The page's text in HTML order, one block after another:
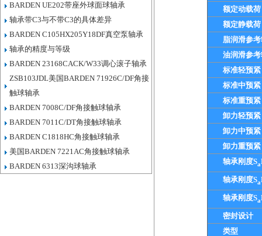
BARDEN UE202带座外球面球轴承
轴承带C3与不带C3的具体差异
BARDEN C105HX205Y18DF真空泵轴承
轴承的精度与等级
BARDEN 23168CACK/W33调心滚子轴承
ZSB103JDL美国BARDEN 71926C/DF角接
触球轴承
BARDEN 7008C/DF角接触球轴承
BARDEN 7011C/DT角接触球轴承
BARDEN C1818HC角接触球轴承
美国BARDEN 7221AC角接触球轴承
BARDEN 6313深沟球轴承
额定动载
额定静载
脂润滑参
油润滑参
标准轻预
标准中预
标准重预
卸力轻预
卸力中预
卸力重预
轴承刚度Sa
轴承刚度Sa
轴承刚度Sa
密封设计
类型